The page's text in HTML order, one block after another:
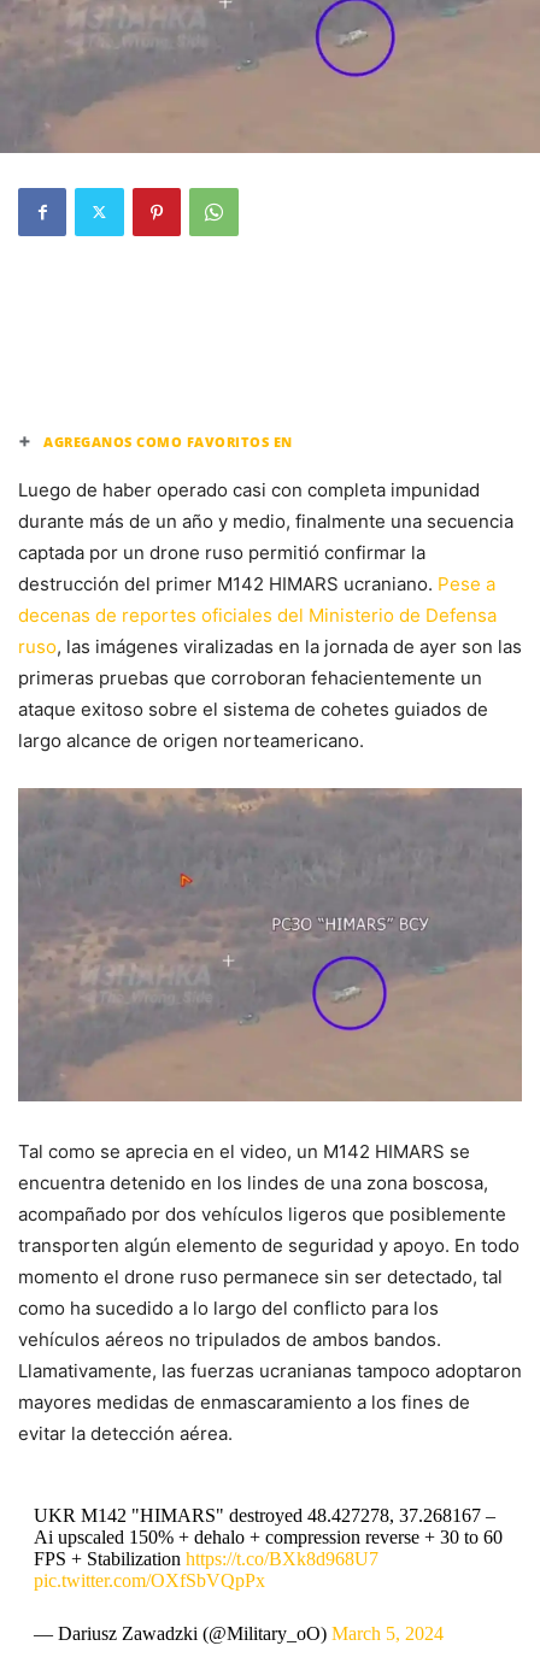
+ AGREGANOS COMO FAVORITOS EN
Luego de haber operado casi con completa impunidad
durante más de un año y medio, finalmente una secuencia
captada por un drone ruso permitió confirmar la
destrucción del primer M142 HIMARS ucraniano. Pese a
decenas de reportes oficiales del Ministerio de Defensa
ruso, las imágenes viralizadas en la jornada de ayer son las
primeras pruebas que corroboran fehacientemente un
ataque exitoso sobre el sistema de cohetes guiados de
largo alcance de origen norteamericano.
Tal como se aprecia en el video, un M142 HIMARS se
encuentra detenido en los lindes de una zona boscosa,
acompañado por dos vehículos ligeros que posiblemente
transporten algún elemento de seguridad y apoyo. En todo
momento el drone ruso permanece sin ser detectado, tal
como ha sucedido a lo largo del conflicto para los
vehículos aéreos no tripulados de ambos bandos.
Llamativamente, las fuerzas ucranianas tampoco adoptaron
mayores medidas de enmascaramiento a los fines de
evitar la detección aérea.
UKR M142 "HIMARS" destroyed 48.427278, 37.268167 –
Ai upscaled 150% + dehalo + compression reverse + 30 to 60
FPS + Stabilization https://t.co/BXk8d968U7
pic.twitter.com/OXfSbVQpPx
— Dariusz Zawadzki (@Military_oO) March 5, 2024